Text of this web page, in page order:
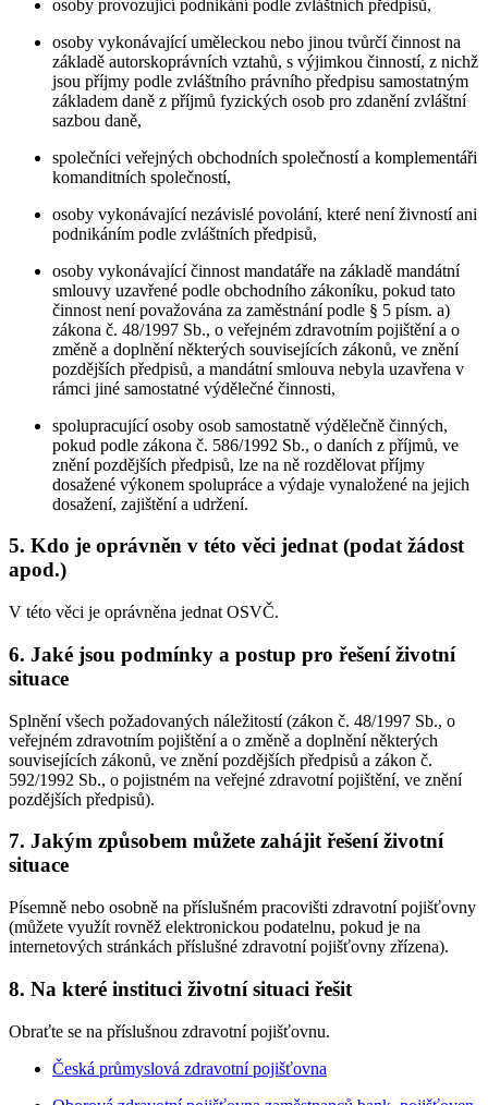
osoby provozující podnikání podle zvláštních předpisů,
osoby vykonávající uměleckou nebo jinou tvůrčí činnost na
základě autorskoprávních vztahů, s výjimkou činností, z nichž
jsou příjmy podle zvláštního právního předpisu samostatným
základem daně z příjmů fyzických osob pro zdanění zvláštní
sazbou daně,
společníci veřejných obchodních společností a komplementáři
komanditních společností,
osoby vykonávající nezávislé povolání, které není živností ani
podnikáním podle zvláštních předpisů,
osoby vykonávající činnost mandatáře na základě mandátní
smlouvy uzavřené podle obchodního zákoníku, pokud tato
činnost není považována za zaměstnání podle § 5 písm. a)
zákona č. 48/1997 Sb., o veřejném zdravotním pojištění a o
změně a doplnění některých souvisejících zákonů, ve znění
pozdějších předpisů, a mandátní smlouva nebyla uzavřena v
rámci jiné samostatné výdělečné činnosti,
spolupracující osoby osob samostatně výdělečně činných,
pokud podle zákona č. 586/1992 Sb., o daních z příjmů, ve
znění pozdějších předpisů, lze na ně rozdělovat příjmy
dosažené výkonem spolupráce a výdaje vynaložené na jejich
dosažení, zajištění a udržení.
5. Kdo je oprávněn v této věci jednat (podat žádost
apod.)
V této věci je oprávněna jednat OSVČ.
6. Jaké jsou podmínky a postup pro řešení životní
situace
Splnění všech požadovaných náležitostí (zákon č. 48/1997 Sb., o
veřejném zdravotním pojištění a o změně a doplnění některých
souvisejících zákonů, ve znění pozdějších předpisů a zákon č.
592/1992 Sb., o pojistném na veřejné zdravotní pojištění, ve znění
pozdějších předpisů).
7. Jakým způsobem můžete zahájit řešení životní
situace
Písemně nebo osobně na příslušném pracovišti zdravotní pojišťovny
(můžete využít rovněž elektronickou podatelnu, pokud je na
internetových stránkách příslušné zdravotní pojišťovny zřízena).
8. Na které instituci životní situaci řešit
Obraťte se na příslušnou zdravotní pojišťovnu.
Česká průmyslová zdravotní pojišťovna